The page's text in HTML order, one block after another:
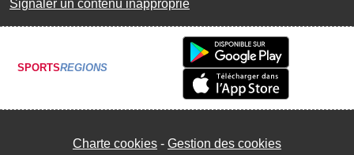
Signaler un contenu inapproprié
SPORTSREGIONS
Charte cookies Gestion des cookies